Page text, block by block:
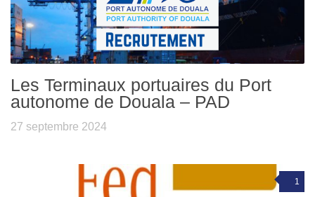
Les Terminaux portuaires du Port
autonome de Douala – PAD
27 septembre 2024
1